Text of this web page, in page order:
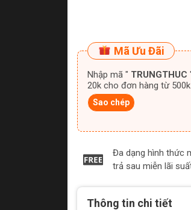
Mã Ưu Đãi
Nhập mã " TRUNGTHUC "
20k cho đơn hàng từ 500k
Sao chép
Đa dạng hình thức
trả sau miễn lãi
Thông tin chi tiết